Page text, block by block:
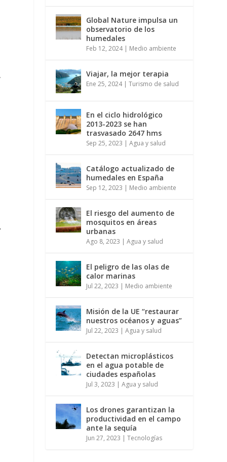
Global Nature impulsa un
observatorio de los
humedales
Feb 12, 2024| Medio ambiente
Viajar, la mejor terapia
Ene 25, 2024|Turismo de salud
En el ciclo hidrológico
2013-2023 se han
trasvasado 2647 hms
Sep 25, 2023 |Agua y salud
Catálogo actualizado de
humedales en España
Sep 12, 2023 | Medio ambiente
El riesgo del aumento de
mosquitos en áreas
urbanas
Ago 8, 2023 |Agua y salud
El peligro de las olas de
calor marinas
Jul 22, 2023 | Medio ambiente
Misión de la UE “restaurar
nuestros océanos y aguas”
Jul 22, 2023 |Agua y salud
Detectan microplásticos
en el agua potable de
ciudades españolas
Jul 3, 2023 |Agua y salud
Los drones garantizan la
productividad en el campo
ante la sequía
Jun 27, 2023 |Tecnologías